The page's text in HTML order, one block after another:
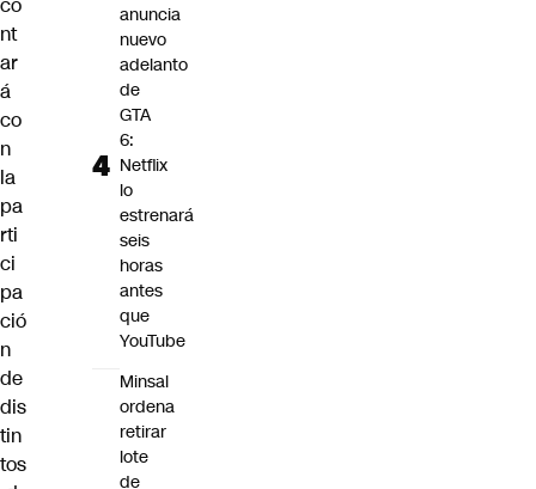
nt
ar
á
co
n
la
pa
rti
ci
pa
ció
n
de
dis
tin
tos
anuncia
nuevo
adelanto
de
GTA
6:
Netflix
lo
estrenará
seis
horas
antes
que
YouTube
Minsal
ordena
retirar
lote
de